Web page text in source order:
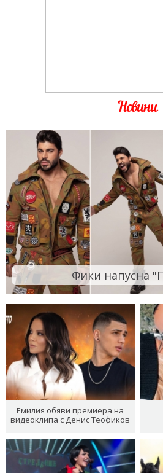
Новини
Фики напусна
Емилия обяви премиера на
видеоклипа с Денис Теофиков